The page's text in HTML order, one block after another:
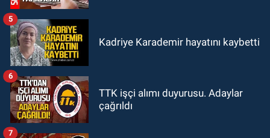
Kadriye Karademir hayatını kaybetti
5
TTK işçi alımı duyurusu. Adaylar
çağrıldı
6
7